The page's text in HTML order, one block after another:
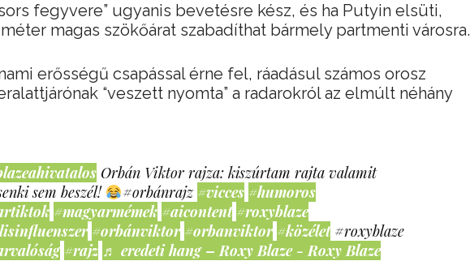
fegyvere” ugyanis bevetésre kész, és ha Putyin elsüti,
magas szökőárat szabadíthat bármely partmenti városra.
erősségű csapással érne fel, ráadásul számos orosz
“veszett nyomta” a radarokról az elmúlt néhány
Orbán Viktor rajza: kiszúrtam rajta valamit
sem beszél!
#orbánrajz #vicces #humoros
#magyarmémek #aicontent #roxyblaze
#orbánviktor #orbanviktor #közélet #roxyblaze
#rajz ♬ eredeti hang – Roxy Blaze - Roxy Blaze